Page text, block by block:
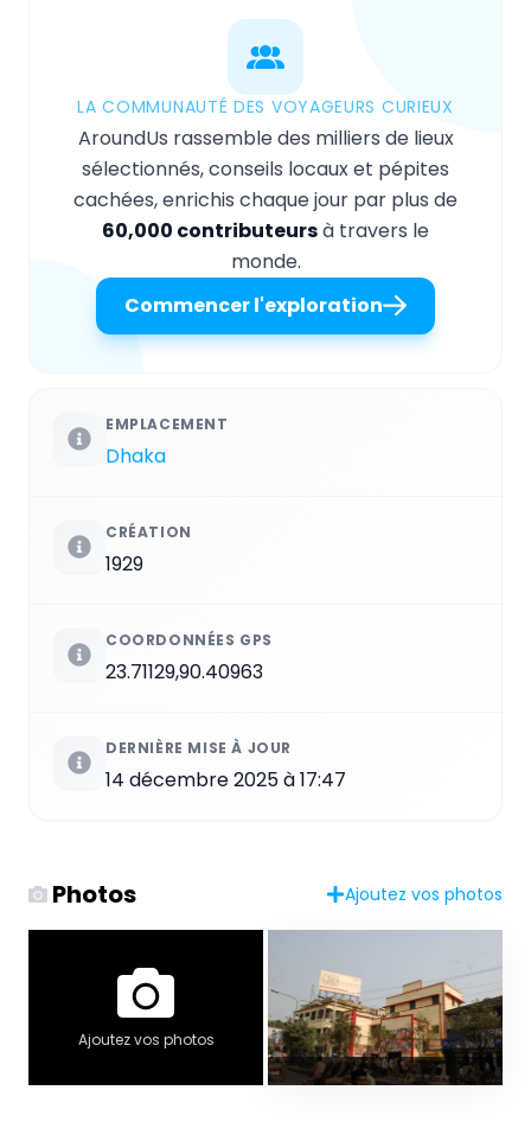
LA COMMUNAUTÉ DES VOYAGEURS CURIEUX
AroundUs rassemble des milliers de lieux
sélectionnés, conseils locaux et pépites
cachées, enrichis chaque jour par plus de
60,000 contributeursà travers le
monde.
Commencer l'exploration
EMPLACEMENT
Dhaka
CRÉATION
1929
COORDONNÉES GPS
23.71129,90.40963
DERNIÈRE MISE À JOUR
14 décembre 2025 à 17:47
Photos Ajoutez vos photos
Ajoutez vos photos